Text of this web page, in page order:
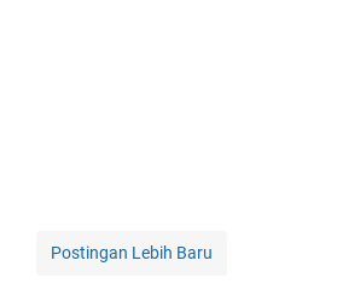
Postingan Lebih Baru